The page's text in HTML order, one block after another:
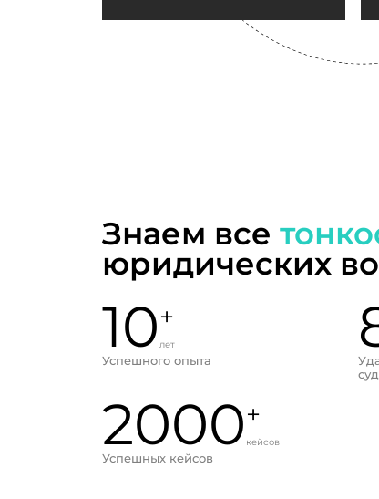
Знаем все
юридических
10+
лет
Успешного опыта
суд
2000+
кейсов
Успешных кейсов